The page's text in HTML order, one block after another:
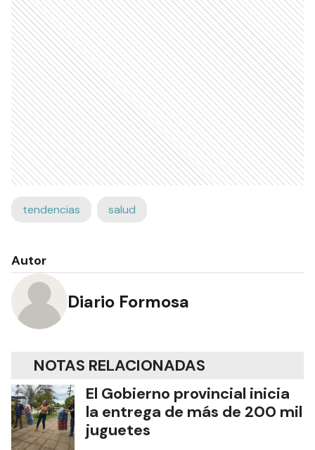
tendencias salud
Autor
Diario Formosa
NOTAS RELACIONADAS
El Gobierno provincial inicia
la entrega de más de 200 mil
juguetes